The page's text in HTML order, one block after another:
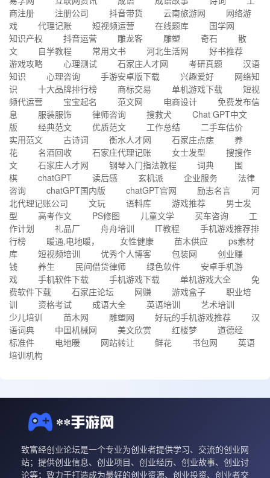
商注册
注册公司 抖音带货 云南旅游网
网络游
戏
代理记账 短视频运营 在线题库
国学网
知识产权
抖音运营 雕龙客 雕塑 奇石
散
文
自学教程 常用文书 河北生活网
好书推荐
游戏攻略
心理测试 石家庄人才网 考研真题
汉语
知识
心理咨询 手游安卓版下载 兴趣爱好
网络知
识
十大品牌排行榜 商标交易 单机游戏下载
短视
频代运营
宝宝起名 范文网 电商设计
免费发布信
息
服装服饰 律师咨询 搜救犬
Chat GPT中文
版
经典范文 优质范文 工作总结
二手车估价
实用范文
古诗词 衡水人才网 石家庄点痣
养
花
名酒回收 石家庄代理记账 女士发型
搜搜作
文
石家庄人才网 钢琴入门指法教程 词典
围
棋
chatGPT 读后感 玄机派 企业服务
法律
咨询
chatGPT国内版 chatGPT官网 励志名言
河
北代理记账公司
文玩 语料库 游戏推荐
男士发
型
高考作文 PS修图 儿童文学 买车咨询
工
作计划
礼品厂 舟舟培训 IT教程
手机游戏推荐排
行榜
暖通,电地暖， 女性健康 苗木供应
ps素材
库
短视频培训 优秀个人博客 包装网
创业赚
钱
养生 民间借贷律师 绿色软件
安卓手机游
戏
手机软件下载 手机游戏下载 单机游戏大全
免
费软件下载
石家庄论坛 网赚 游戏盒子
职业培
训
资格考试 成语大全 英语培训
艺术培训
少儿培训
苗木网 雕塑网 好玩的手机游戏推荐
汉
语词典
中国机械网 美文欣赏 红楼梦
道德经
标准件
电地暖 网站转让 鲜花 书包网
英语
培训机构
致富经创业论坛是一个专业为创业者提供学习、交流的创业网
站；提供创业信息、创业项目、创业经历、创业故事、创业讨
论等；致力于打造成为最好的创业资源、创业投资、创业者交